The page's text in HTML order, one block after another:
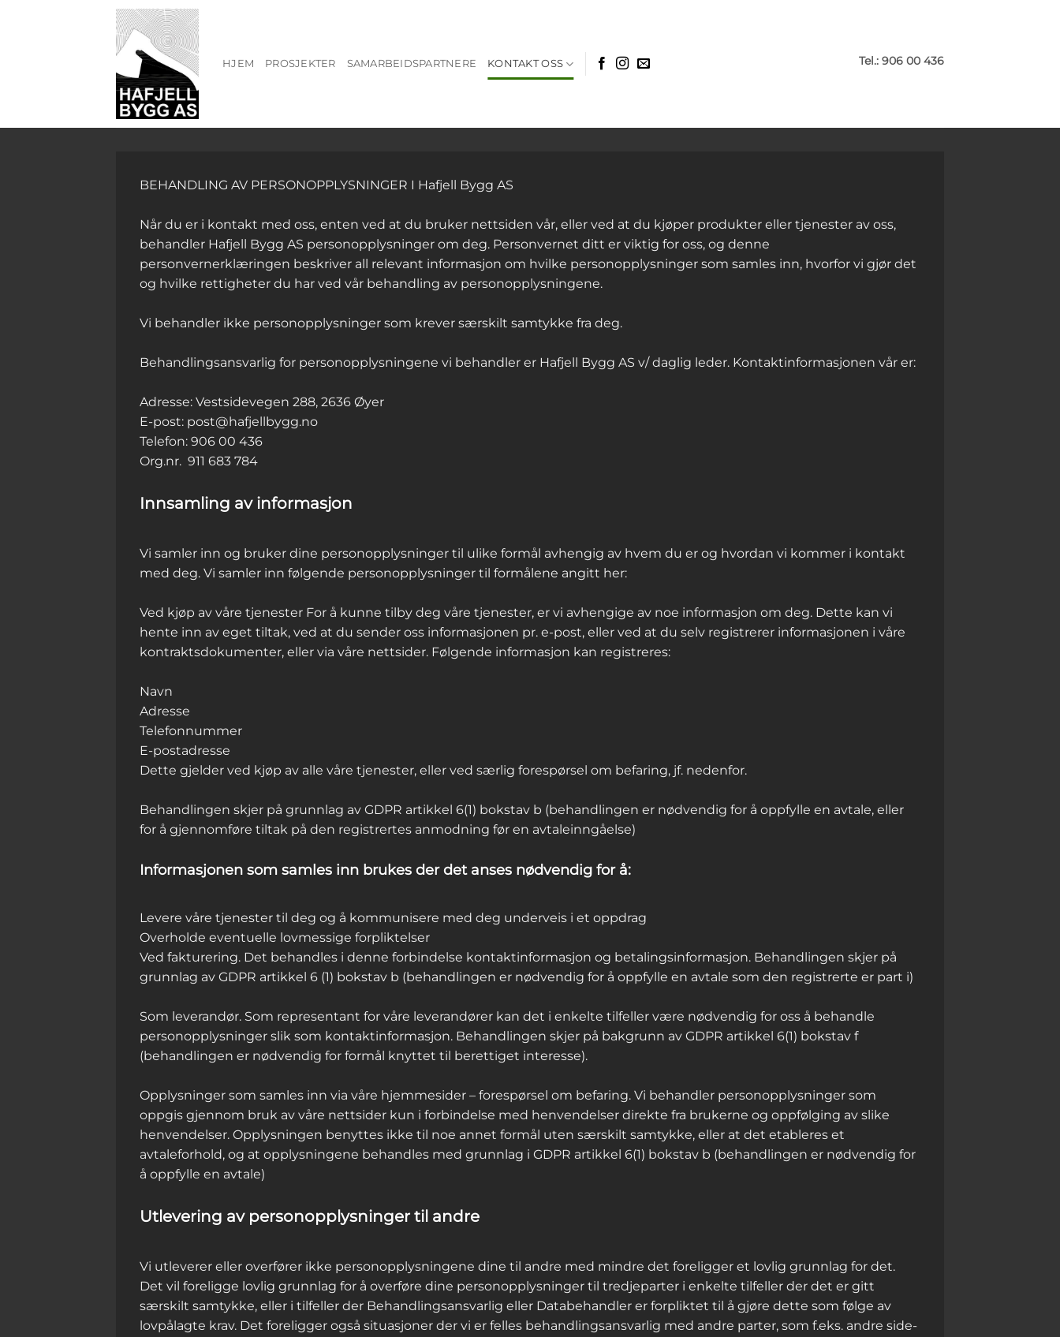
HJEM PROSJEKTER SAMARBEIDSPARTNERE KONTAKT OSS Tel.: 906 00 436
BEHANDLING AV PERSONOPPLYSNINGER I Hafjell Bygg AS
Når du er i kontakt med oss, enten ved at du bruker nettsiden vår, eller ved at du kjøper produkter eller tjenester av oss,
behandler Hafjell Bygg AS personopplysninger om deg. Personvernet ditt er viktig for oss, og denne
personvernerklæringen beskriver all relevant informasjon om hvilke personopplysninger som samles inn, hvorfor vi gjør det
og hvilke rettigheter du har ved vår behandling av personopplysningene.
Vi behandler ikke personopplysninger som krever særskilt samtykke fra deg.
Behandlingsansvarlig for personopplysningene vi behandler er Hafjell Bygg AS v/ daglig leder. Kontaktinformasjonen vår er:
Adresse: Vestsidevegen 288, 2636 Øyer
E-post: post@hafjellbygg.no
Telefon: 906 00 436
Org.nr. 911 683 784
Innsamling av informasjon
Vi samler inn og bruker dine personopplysninger til ulike formål avhengig av hvem du er og hvordan vi kommer i kontakt
med deg. Vi samler inn følgende personopplysninger til formålene angitt her:
Ved kjøp av våre tjenester For å kunne tilby deg våre tjenester, er vi avhengige av noe informasjon om deg. Dette kan vi
hente inn av eget tiltak, ved at du sender oss informasjonen pr. e-post, eller ved at du selv registrerer informasjonen i våre
kontraktsdokumenter, eller via våre nettsider. Følgende informasjon kan registreres:
Navn
Adresse
Telefonnummer
E-postadresse
Dette gjelder ved kjøp av alle våre tjenester, eller ved særlig forespørsel om befaring, jf. nedenfor.
Behandlingen skjer på grunnlag av GDPR artikkel 6(1) bokstav b (behandlingen er nødvendig for å oppfylle en avtale, eller
for å gjennomføre tiltak på den registrertes anmodning før en avtaleinngåelse)
Informasjonen som samles inn brukes der det anses nødvendig for å:
Levere våre tjenester til deg og å kommunisere med deg underveis i et oppdrag
Overholde eventuelle lovmessige forpliktelser
Ved fakturering. Det behandles i denne forbindelse kontaktinformasjon og betalingsinformasjon. Behandlingen skjer på
grunnlag av GDPR artikkel 6 (1) bokstav b (behandlingen er nødvendig for å oppfylle en avtale som den registrerte er part i)
Som leverandør. Som representant for våre leverandører kan det i enkelte tilfeller være nødvendig for oss å behandle
personopplysninger slik som kontaktinformasjon. Behandlingen skjer på bakgrunn av GDPR artikkel 6(1) bokstav f
(behandlingen er nødvendig for formål knyttet til berettiget interesse).
Opplysninger som samles inn via våre hjemmesider – forespørsel om befaring. Vi behandler personopplysninger som
oppgis gjennom bruk av våre nettsider kun i forbindelse med henvendelser direkte fra brukerne og oppfølging av slike
henvendelser. Opplysningen benyttes ikke til noe annet formål uten særskilt samtykke, eller at det etableres et
avtaleforhold, og at opplysningene behandles med grunnlag i GDPR artikkel 6(1) bokstav b (behandlingen er nødvendig for
å oppfylle en avtale)
Utlevering av personopplysninger til andre
Vi utleverer eller overfører ikke personopplysningene dine til andre med mindre det foreligger et lovlig grunnlag for det.
Det vil foreligge lovlig grunnlag for å overføre dine personopplysninger til tredjeparter i enkelte tilfeller der det er gitt
særskilt samtykke, eller i tilfeller der Behandlingsansvarlig eller Databehandler er forpliktet til å gjøre dette som følge av
lovpålagte krav. Det foreligger også situasjoner der vi er felles behandlingsansvarlig med andre parter, som f.eks. andre side-